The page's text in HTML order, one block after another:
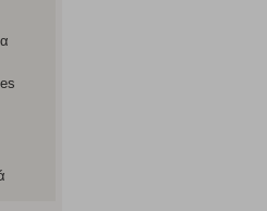
cookies μας δίνει τη
συγκεντρωτικές και, συνεπώς,
cookies